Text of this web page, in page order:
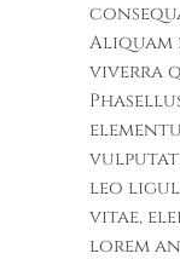
Aliquam
viverra
leo
vitae,
lorem